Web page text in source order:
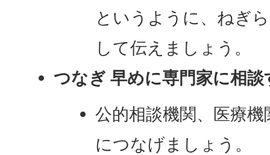
というように、ねぎ
して伝えましょう。
つなぎ 早めに専門家に相
公的相談機関、医療
につなげましょう。